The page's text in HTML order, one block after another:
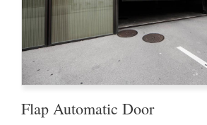
Flap Automatic Door